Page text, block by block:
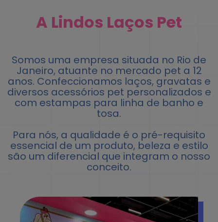
A Lindos Laços Pet
Somos uma empresa situada no Rio de
Janeiro, atuante no mercado pet a 12
anos. Confeccionamos laços, gravatas e
diversos acessórios pet personalizados e
com estampas para linha de banho e
tosa.
Para nós, a qualidade é o pré-requisito
essencial de um produto, beleza e estilo
são um diferencial que integram o nosso
conceito.